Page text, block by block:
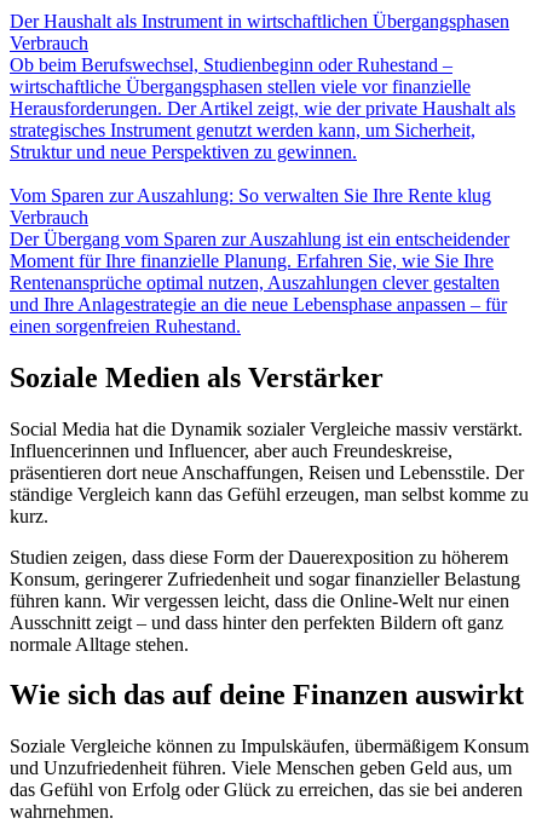
Der Haushalt als Instrument in wirtschaftlichen Übergangsphasen
Verbrauch
Ob beim Berufswechsel, Studienbeginn oder Ruhestand –
wirtschaftliche Übergangsphasen stellen viele vor finanzielle
Herausforderungen. Der Artikel zeigt, wie der private Haushalt als
strategisches Instrument genutzt werden kann, um Sicherheit,
Struktur und neue Perspektiven zu gewinnen.
Vom Sparen zur Auszahlung: So verwalten Sie Ihre Rente klug
Verbrauch
Der Übergang vom Sparen zur Auszahlung ist ein entscheidender
Moment für Ihre finanzielle Planung. Erfahren Sie, wie Sie Ihre
Rentenansprüche optimal nutzen, Auszahlungen clever gestalten
und Ihre Anlagestrategie an die neue Lebensphase anpassen – für
einen sorgenfreien Ruhestand.
Soziale Medien als Verstärker
Social Media hat die Dynamik sozialer Vergleiche massiv verstärkt.
Influencerinnen und Influencer, aber auch Freundeskreise,
präsentieren dort neue Anschaffungen, Reisen und Lebensstile. Der
ständige Vergleich kann das Gefühl erzeugen, man selbst komme zu
kurz.
Studien zeigen, dass diese Form der Dauerexposition zu höherem
Konsum, geringerer Zufriedenheit und sogar finanzieller Belastung
führen kann. Wir vergessen leicht, dass die Online-Welt nur einen
Ausschnitt zeigt – und dass hinter den perfekten Bildern oft ganz
normale Alltage stehen.
Wie sich das auf deine Finanzen auswirkt
Soziale Vergleiche können zu Impulskäufen, übermäßigem Konsum
und Unzufriedenheit führen. Viele Menschen geben Geld aus, um
das Gefühl von Erfolg oder Glück zu erreichen, das sie bei anderen
wahrnehmen.